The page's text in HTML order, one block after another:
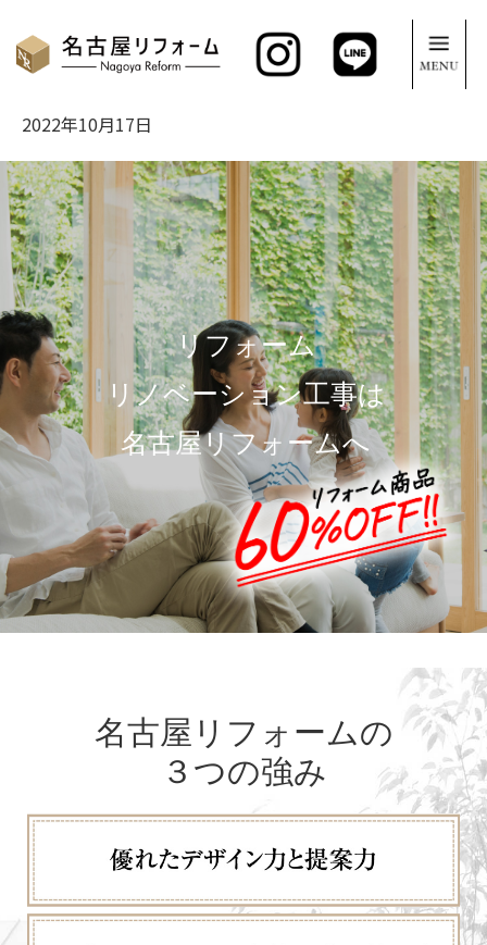
2022年10月17日
リフォーム
リノベーション工事は
名古屋リフォームへ
名古屋リフォームの
３つの強み